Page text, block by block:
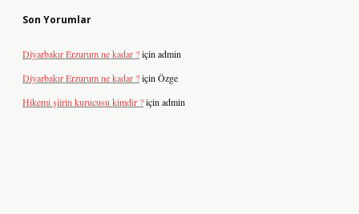
Son Yorumlar
Diyarbakır Erzurum ne kadar ?için admin
Diyarbakır Erzurum ne kadar ?için Özge
Hikemi şiirin kurucusu kimdir ?için admin